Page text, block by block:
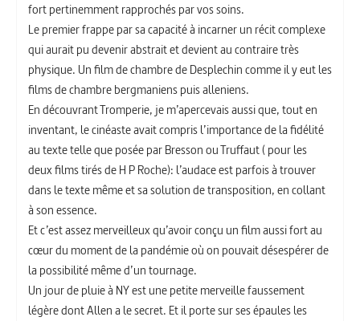
fort pertinemment rapprochés par vos soins.
Le premier frappe par sa capacité à incarner un récit complexe
qui aurait pu devenir abstrait et devient au contraire très
physique. Un film de chambre de Desplechin comme il y eut les
films de chambre bergmaniens puis alleniens.
En découvrant Tromperie, je m’apercevais aussi que, tout en
inventant, le cinéaste avait compris l’importance de la fidélité
au texte telle que posée par Bresson ou Truffaut ( pour les
deux films tirés de H P Roche): l’audace est parfois à trouver
dans le texte même et sa solution de transposition, en collant
à son essence.
Et c’est assez merveilleux qu’avoir conçu un film aussi fort au
cœur du moment de la pandémie où on pouvait désespérer de
la possibilité même d’un tournage.
Un jour de pluie à NY est une petite merveille faussement
légère dont Allen a le secret. Et il porte sur ses épaules les